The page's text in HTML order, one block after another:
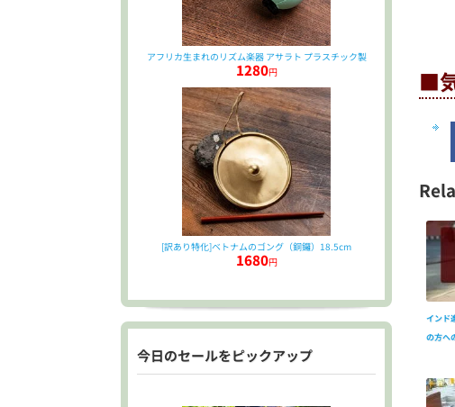
■
インド
の方へ
アフリカ生まれのリズム楽器 アサラト プラスチック製
1280円
[訳あり特化]ベトナムのゴング（銅鑼）18.5cm
1680円
今日のセールをピックアップ